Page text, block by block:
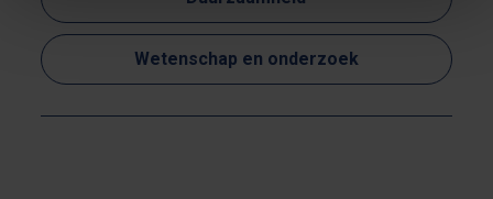
Wetenschap en onderzoek